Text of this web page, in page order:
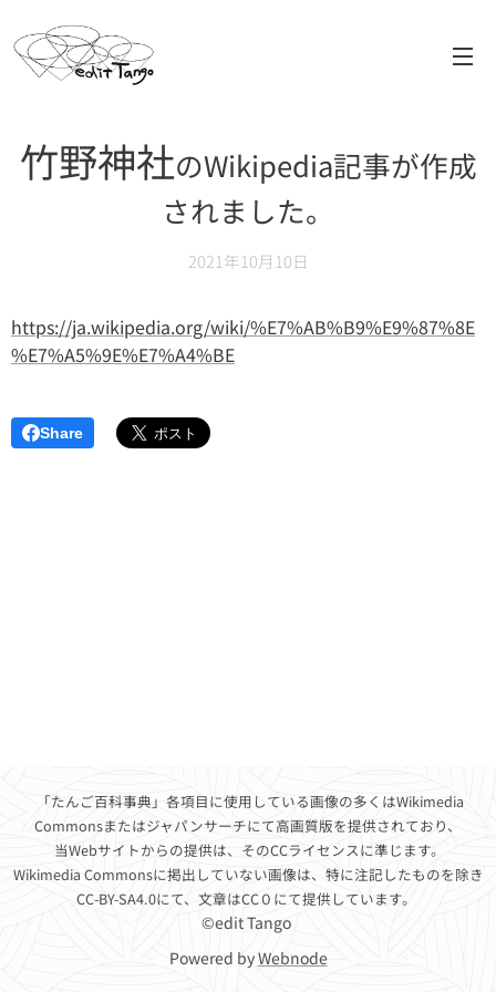
竹野神社のWikipedia記事が作成
されました。
2021年10月10日
https://ja.wikipedia.org/wiki/%E7%AB%B9%E9%87%8E
%E7%A5%9E%E7%A4%BE
Share
「たんご百科事典」各項目に使用している画像の多くはWikimedia
Commonsまたはジャパンサーチにて高画質版を提供されており、
当Webサイトからの提供は、そのCCライセンスに準じます。
Wikimedia Commonsに掲出していない画像は、特に注記したものを除き
CC-BY-SA4.0にて、文章はCC０にて提供しています。
©edit Tango
Powered byWebnode